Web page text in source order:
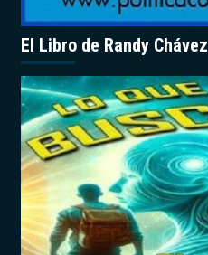
El Libro de Randy Chávez